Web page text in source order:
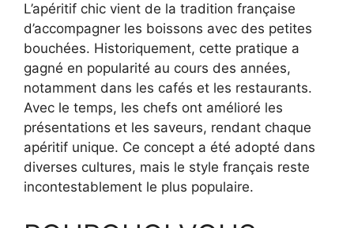
L’apéritif chic vient de la tradition française
d’accompagner les boissons avec des petites
bouchées. Historiquement, cette pratique a
gagné en popularité au cours des années,
notamment dans les cafés et les restaurants.
Avec le temps, les chefs ont amélioré les
présentations et les saveurs, rendant chaque
apéritif unique. Ce concept a été adopté dans
diverses cultures, mais le style français reste
incontestablement le plus populaire.